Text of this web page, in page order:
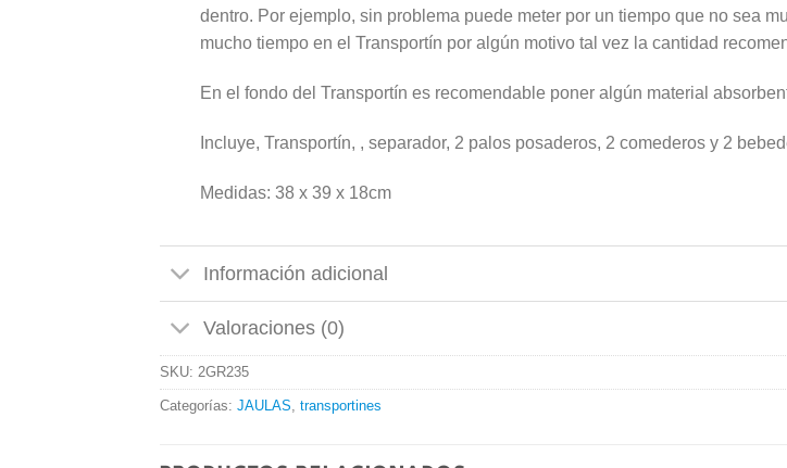
dentro. Por ejemplo, sin problema puede meter por un tiempo que no sea
mucho tiempo en el Transportín por algún motivo tal vez la cantidad
En el fondo del Transportín es recomendable poner algún material
Incluye, Transportín, , separador, 2 palos posaderos, 2 comederos y 2
Medidas: 38 x 39 x 18cm
Información adicional
Valoraciones (0)
SKU: 2GR235
Categorías: JAULAS transportines